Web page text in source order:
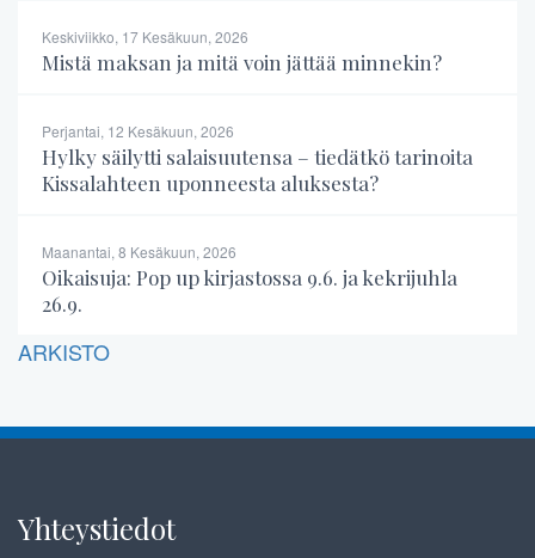
Keskiviikko, 17 Kesäkuun, 2026
Mistä maksan ja mitä voin jättää minnekin?
Perjantai, 12 Kesäkuun, 2026
Hylky säilytti salaisuutensa – tiedätkö tarinoita
Kissalahteen uponneesta aluksesta?
Maanantai, 8 Kesäkuun, 2026
Oikaisuja: Pop up kirjastossa 9.6. ja kekrijuhla
26.9.
ARKISTO
Yhteystiedot